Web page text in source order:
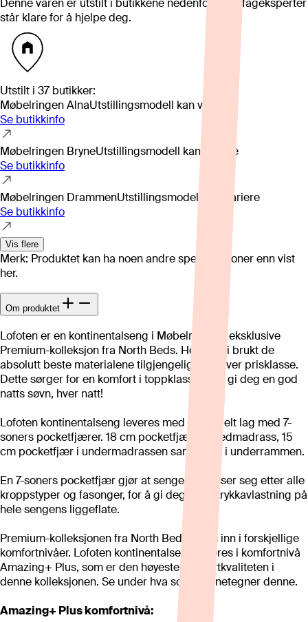
Denne varen er utstilt i butikkene nedenfor. Våre fageksperter
står klare for å hjelpe deg.
Utstilt i 37butikker:
Møbelringen AlnaUtstillingsmodell kan variere
Se butikkinfo
Møbelringen BryneUtstillingsmodell kan variere
Se butikkinfo
Møbelringen DrammenUtstillingsmodell kan variere
Se butikkinfo
Vis flere
Merk: Produktet kan ha noen andre spesifikasjoner enn vist
her.
Om produktet
Lofoten er en kontinentalseng i Møbelringens eksklusive
Premium-kolleksjon fra North Beds. Her har vi brukt de
absolutt beste materialene tilgjengelige i enhver prisklasse.
Dette sørger for en komfort i toppklasse for å gi deg en god
natts søvn, hver natt!
Lofoten kontinentalseng leveres med et trippelt lag med 7-
soners pocketfjærer. 18 cm pocketfjær i hovedmadrass, 15
cm pocketfjær i undermadrassen samt 7 cm i underrammen.
En 7-soners pocketfjær gjør at sengen tilpasser seg etter alle
kroppstyper og fasonger, for å gi deg riktig trykkavlastning på
hele sengens liggeflate.
Premium-kolleksjonen fra North Beds deles inn i forskjellige
komfortnivåer. Lofoten kontinentalseng leveres i komfortnivå
Amazing+ Plus, som er den høyeste komfortkvaliteten i
denne kolleksjonen. Se under hva som kjennetegner denne.
Amazing+ Plus komfortnivå: